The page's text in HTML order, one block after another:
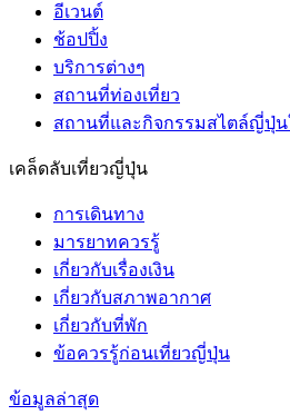
อีเวนต์
ช้อปปิ้ง
บริการต่างๆ
สถานที่ท่องเที่ยว
สถานที่และกิจกรรมสไตล์ญี่ปุ่น
เคล็ดลับเที่ยวญี่ปุ่น
การเดินทาง
มารยาทควรรู้
เกี่ยวกับเรื่องเงิน
เกี่ยวกับสภาพอากาศ
เกี่ยวกับที่พัก
ข้อควรรู้ก่อนเที่ยวญี่ปุ่น
ข้อมูลล่าสุด